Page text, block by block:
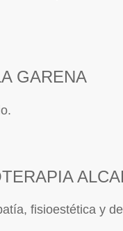
GARENA
fisioestética y